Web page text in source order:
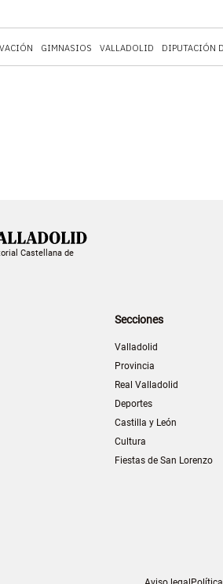
GIMNASIOS VALLADOLID DIPUTACIÓN
Castellana de
Secciones
Valladolid
Provincia
Real Valladolid
Deportes
Castilla y León
Cultura
Fiestas de San Lorenzo